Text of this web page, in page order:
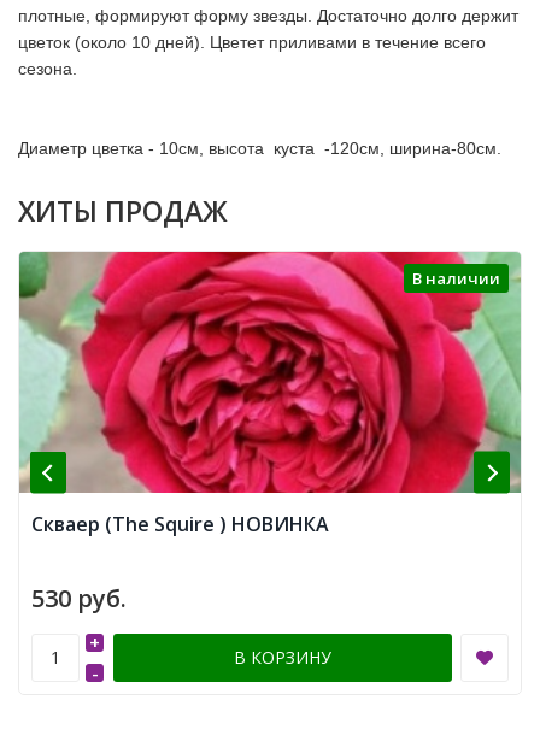
плотные, формируют форму звезды. Достаточно долго держит
цветок (около 10 дней). Цветет приливами в течение всего
сезона.
Диаметр цветка - 10см, высота  куста  -120см, ширина-80см.
ХИТЫ ПРОДАЖ
В наличии
Скваер (The Squire ) НОВИНКА
530 руб.
-
+
В КОРЗИНУ